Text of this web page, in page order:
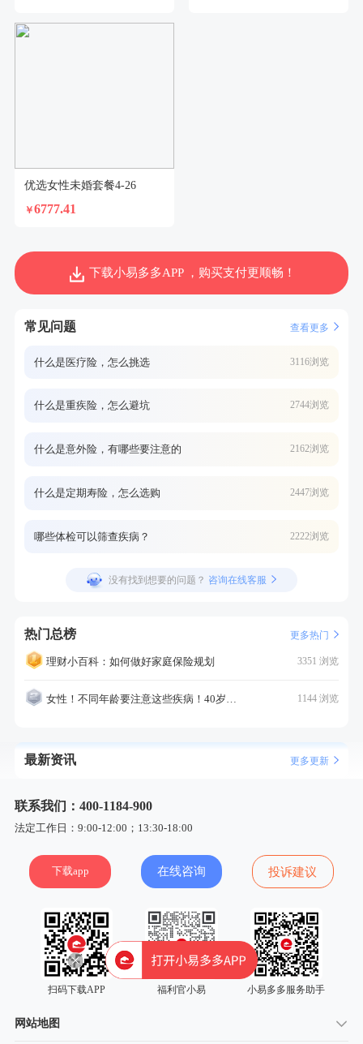
优选女性未婚套餐4-26
￥6777.41
下载小易多多APP ，购买支付更顺畅！
常见问题 查看更多
什么是医疗险，怎么挑选 3116浏览
什么是重疾险，怎么避坑 2744浏览
什么是意外险，有哪些要注意的 2162浏览
什么是定期寿险，怎么选购 2447浏览
哪些体检可以筛查疾病？ 2222浏览
没有找到想要的问题？ 咨询在线客服
热门总榜 更多热门
理财小百科：如何做好家庭保险规划 3351 浏览
女性！不同年龄要注意这些疾病！40岁的这个疾病最需要注意！ 1144 浏览
最新资讯 更多更新
联系我们：400-1184-900
法定工作日：9:00-12:00；13:30-18:00
下载app 在线咨询 投诉建议
扫码下载APP 福利官小易 小易多多服务助手
网站地图